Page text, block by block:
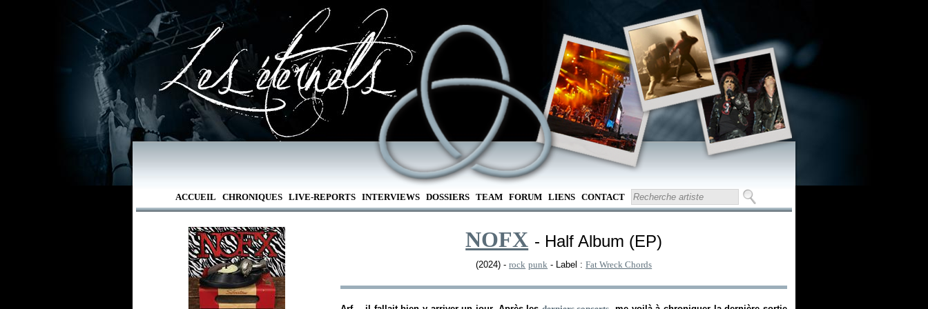
ACCUEIL CHRONIQUES LIVE-REPORTS INTERVIEWS DOSSIERS TEAM FORUM LIENS CONTACT
NOFX - Half Album (EP)
(2024) -rock punk - Label :Fat Wreck Chords